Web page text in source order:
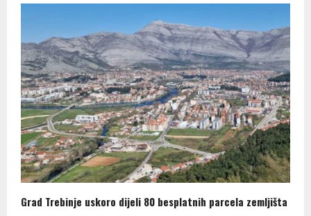
Grad Trebinje uskoro dijeli 80 besplatnih parcela zemljišta